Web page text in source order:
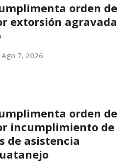
orden de
extorsión agravada
Ago 7, 2026
orden de
incumplimiento de
de asistencia